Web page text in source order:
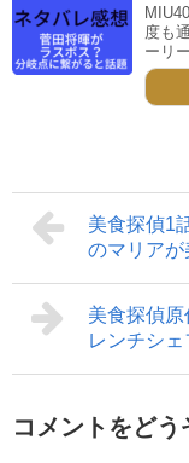
度も
ーリ
美食探偵1
のマリアが
美食探偵
レンチシ
コメントをどう